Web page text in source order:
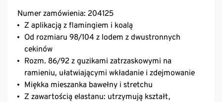
Numer zamówienia: 204125
Z aplikacją z flamingiem i koalą
Od rozmiaru 98/104 z lodem z dwustronnych
cekinów
Rozm. 86/92 z guzikami zatrzaskowymi na
ramieniu, ułatwiającymi wkładanie i zdejmowanie
Miękka mieszanka bawełny i stretchu
Z zawartością elastanu: utrzymują kształt,